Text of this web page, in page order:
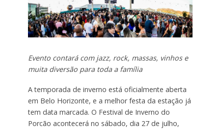
Evento contará com jazz, rock, massas, vinhos e
muita diversão para toda a família
A temporada de inverno está oficialmente aberta
em Belo Horizonte, e a melhor festa da estação já
tem data marcada. O Festival de Inverno do
Porcão acontecerá no sábado, dia 27 de julho,